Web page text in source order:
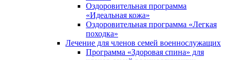
Оздоровительная программа
«Идеальная кожа»
Оздоровительная программа «Легкая
походка»
Лечение для членов семей военнослужащих
Программа «Здоровая спина» для